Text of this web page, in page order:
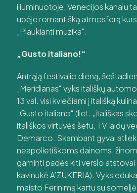
iliuminuotoje, Venecijos kanalu
upėje romantišką atmosferą
„Plaukianti muzika“.
„Gusto italiano!“
Antrąją festivalio dieną,
„Meridianas“ vyks itališkų
13 val. visi kviečiami į itališką
„Gusto italiano“ (liet. „itališkas
itališkos virtuvės šefu, TV laidų
Demarco. Skambant gyvai
neapolietiškoms dainoms,
gaminti padės kiti verslo atstovai
kavinukė A’ZUKERIA). Vyks
maisto Ferinimą kartu su